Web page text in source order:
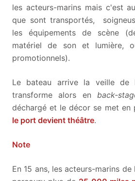
les acteurs-marins mais c'est
que sont transportés,
les équipements de scène
matériel de son et lumière,
promotionnels).
Le bateau arrive la veille de
transforme alors en back-
déchargé et le décor se met en
le port devient théâtre.
Note
En 15 ans, les acteurs-marins